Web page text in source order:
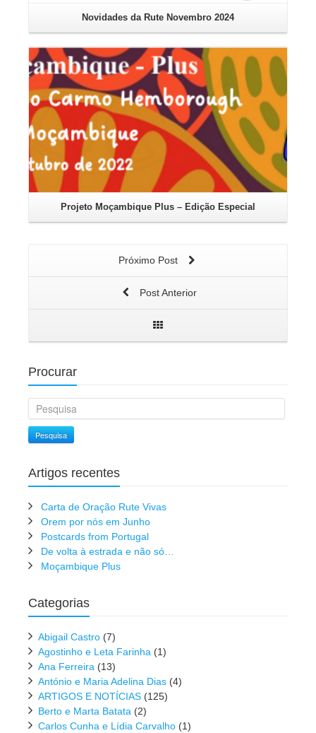
Novidades da Rute Novembro 2024
Projeto Moçambique Plus – Edição Especial
Próximo Post
Post Anterior
Procurar
Pesquisa
Artigos recentes
Carta de Oração Rute Vivas
Orem por nós em Junho
Postcards from Portugal
De volta à estrada e não só…
Moçambique Plus
Categorias
Abigail Castro (7)
Agostinho e Leta Farinha (1)
Ana Ferreira (13)
António e Maria Adelina Dias (4)
ARTIGOS E NOTÍCIAS (125)
Berto e Marta Batata (2)
Carlos Cunha e Lídia Carvalho (1)